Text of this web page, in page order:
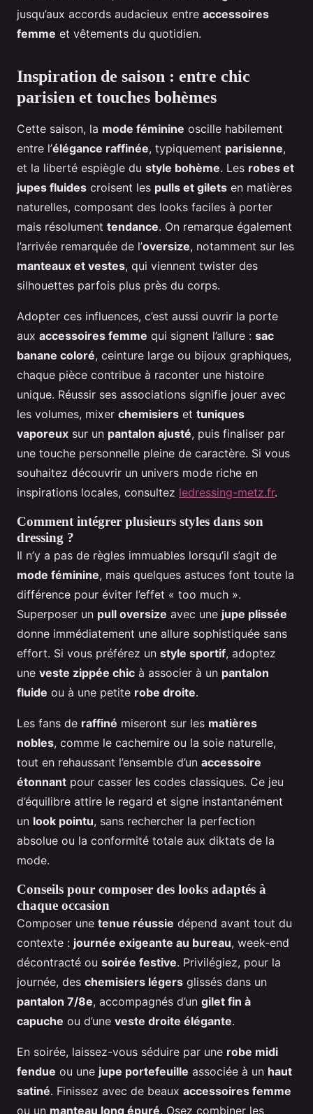
jusqu’aux accords audacieux entre accessoires
femme et vêtements du quotidien.
Inspiration de saison : entre chic
parisien et touches bohèmes
Cette saison, la mode féminine oscille habilement
entre l’élégance raffinée, typiquement parisienne,
et la liberté espiègle du style bohème. Les robes et
jupes fluides croisent les pulls et gilets en matières
naturelles, composant des looks faciles à porter
mais résolument tendance. On remarque également
l’arrivée remarquée de l’oversize, notamment sur les
manteaux et vestes, qui viennent twister des
silhouettes parfois plus près du corps.
Adopter ces influences, c’est aussi ouvrir la porte
aux accessoires femme qui signent l’allure : sac
banane coloré, ceinture large ou bijoux graphiques,
chaque pièce contribue à raconter une histoire
unique. Réussir ses associations signifie jouer avec
les volumes, mixer chemisiers et tuniques
vaporeux sur un pantalon ajusté, puis finaliser par
une touche personnelle pleine de caractère. Si vous
souhaitez découvrir un univers mode riche en
inspirations locales, consultez ledressing-metz.fr.
Comment intégrer plusieurs styles dans son
dressing ?
Il n’y a pas de règles immuables lorsqu’il s’agit de
mode féminine, mais quelques astuces font toute la
différence pour éviter l’effet « too much ».
Superposer un pull oversize avec une jupe plissée
donne immédiatement une allure sophistiquée sans
effort. Si vous préférez un style sportif, adoptez
une veste zippée chic à associer à un pantalon
fluide ou à une petite robe droite.
Les fans de raffiné miseront sur les matières
nobles, comme le cachemire ou la soie naturelle,
tout en rehaussant l’ensemble d’un accessoire
étonnant pour casser les codes classiques. Ce jeu
d’équilibre attire le regard et signe instantanément
un look pointu, sans rechercher la perfection
absolue ou la conformité totale aux diktats de la
mode.
Conseils pour composer des looks adaptés à
chaque occasion
Composer une tenue réussie dépend avant tout du
contexte : journée exigeante au bureau, week-end
décontracté ou soirée festive. Privilégiez, pour la
journée, des chemisiers légers glissés dans un
pantalon 7/8e, accompagnés d’un gilet fin à
capuche ou d’une veste droite élégante.
En soirée, laissez-vous séduire par une robe midi
fendue ou une jupe portefeuille associée à un haut
satiné. Finissez avec de beaux accessoires femme
ou un manteau long épuré. Osez combiner les